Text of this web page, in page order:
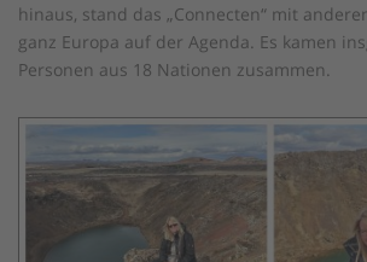
hinaus, stand das „Connecten“ mit
ganz Europa auf der Agenda. Es kamen
Personen aus 18 Nationen zusammen.